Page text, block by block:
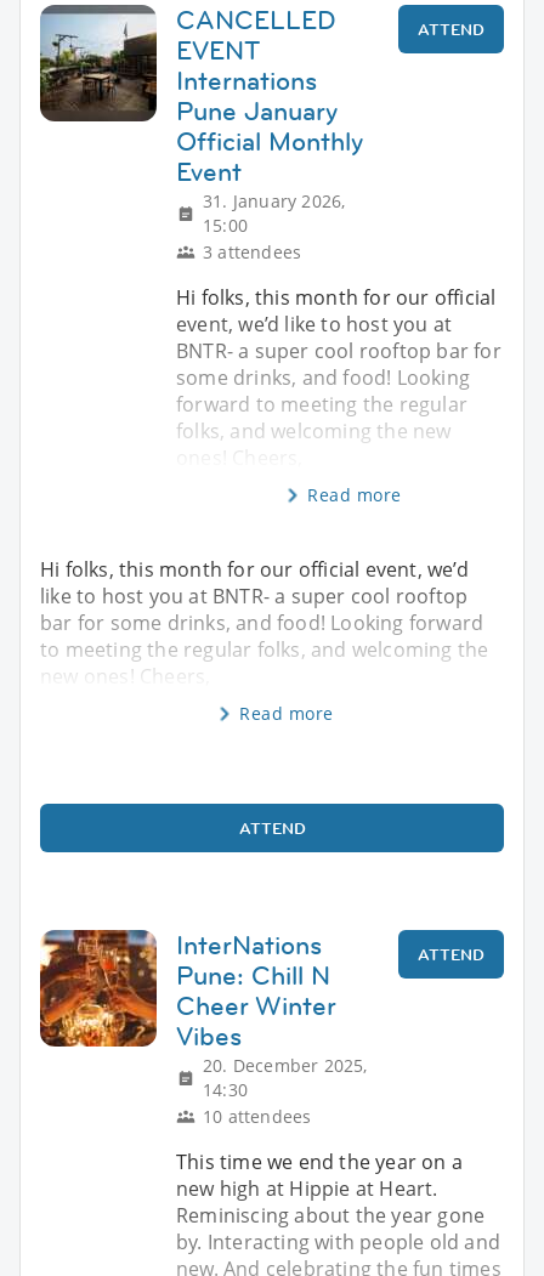
CANCELLED
EVENT
Internations
Pune January
Official Monthly
Event
31. January 2026,
15:00
3 attendees
ATTEND
Hi folks, this month for our official
event, we’d like to host you at
BNTR- a super cool rooftop bar for
some drinks, and food! Looking
forward to meeting the regular
folks, and welcoming the new
Read more
Hi folks, this month for our official event, we’d
like to host you at BNTR- a super cool rooftop
bar for some drinks, and food! Looking forward
to meeting the regular folks, and welcoming the
new ones! Cheers,
Read more
ATTEND
InterNations
Pune: Chill N
Cheer Winter
Vibes
20. December 2025,
14:30
10 attendees
ATTEND
This time we end the year on a
new high at Hippie at Heart.
Reminiscing about the year gone
by. Interacting with people old and
new. And celebrating the fun times